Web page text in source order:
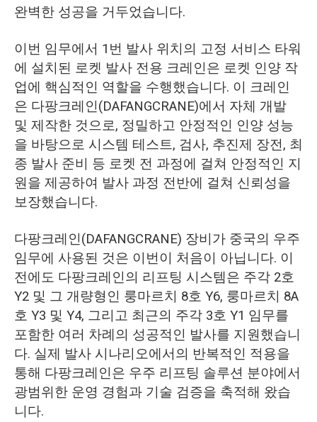
완벽한 성공을 거두었습니다.
이번 임무에서 1번 발사 위치의 고정 서비스 타워
에 설치된 로켓 발사 전용 크레인은 로켓 인양 작
업에 핵심적인 역할을 수행했습니다. 이 크레인
은 다팡크레인(DAFANGCRANE)에서 자체 개발
및 제작한 것으로, 정밀하고 안정적인 인양 성능
을 바탕으로 시스템 테스트, 검사, 추진제 장전, 최
종 발사 준비 등 로켓 전 과정에 걸쳐 안정적인 지
원을 제공하여 발사 과정 전반에 걸쳐 신뢰성을
보장했습니다.
다팡크레인(DAFANGCRANE) 장비가 중국의 우주
임무에 사용된 것은 이번이 처음이 아닙니다. 이
전에도 다팡크레인의 리프팅 시스템은 주각 2호
Y2 및 그 개량형인 룽마르치 8호 Y6, 룽마르치 8A
호 Y3 및 Y4, 그리고 최근의 주각 3호 Y1 임무를
포함한 여러 차례의 성공적인 발사를 지원했습니
다. 실제 발사 시나리오에서의 반복적인 적용을
통해 다팡크레인은 우주 리프팅 솔루션 분야에서
광범위한 운영 경험과 기술 검증을 축적해 왔습
니다.